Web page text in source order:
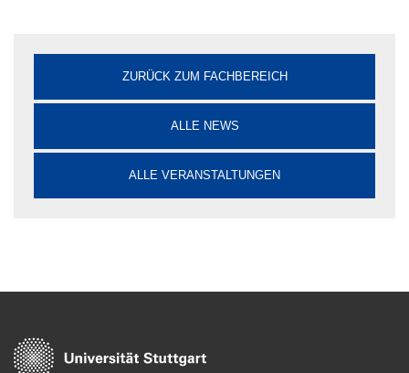
ZURÜCK ZUM FACHBEREICH
ALLE NEWS
ALLE VERANSTALTUNGEN